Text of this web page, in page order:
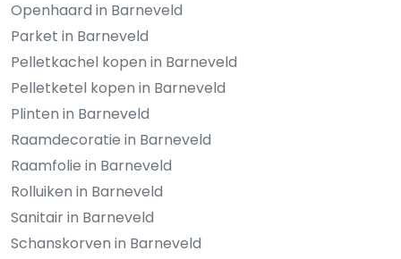
Openhaard in Barneveld
Parket in Barneveld
Pelletkachel kopen in Barneveld
Pelletketel kopen in Barneveld
Plinten in Barneveld
Raamdecoratie in Barneveld
Raamfolie in Barneveld
Rolluiken in Barneveld
Sanitair in Barneveld
Schanskorven in Barneveld